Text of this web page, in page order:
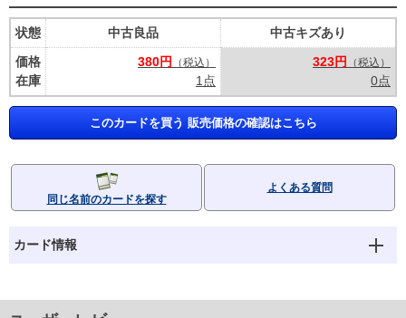
状態
価格
在庫
中古良品
380円
（税込）
1点
中古キズあり
323円
（税込）
0点
このカードを買う 販売価格の確認はこちら
同じ名前のカードを探す
よくある質問
カード情報